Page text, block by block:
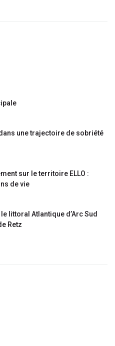
une trajectoire de sobriété
sur le territoire ELLO :
de vie
littoral Atlantique d’Arc Sud
Retz